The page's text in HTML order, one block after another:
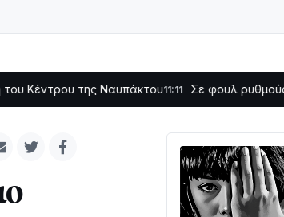
της Ναυπάκτου 11:11 Σε φουλ ρυθμούς το τμήμα